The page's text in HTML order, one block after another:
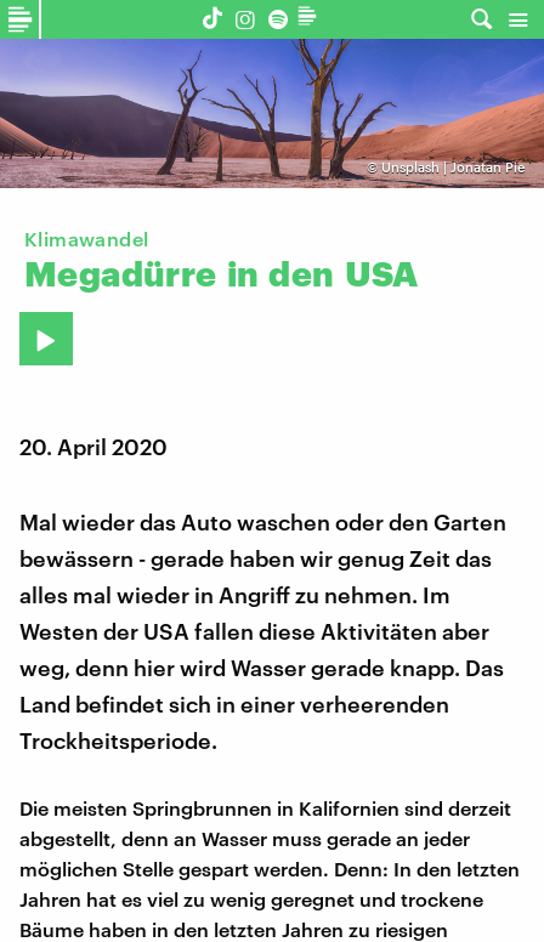
©Unsplash | Jonatan Pie
Klimawandel
Megadürre in den USA
20. April 2020
Mal wieder das Auto waschen oder den Garten
bewässern - gerade haben wir genug Zeit das
alles mal wieder in Angriff zu nehmen. Im
Westen der USA fallen diese Aktivitäten aber
weg, denn hier wird Wasser gerade knapp. Das
Land befindet sich in einer verheerenden
Trockheitsperiode.
Die meisten Springbrunnen in Kalifornien sind derzeit
abgestellt, denn an Wasser muss gerade an jeder
möglichen Stelle gespart werden. Denn: In den letzten
Jahren hat es viel zu wenig geregnet und trockene
Bäume haben in den letzten Jahren zu riesigen